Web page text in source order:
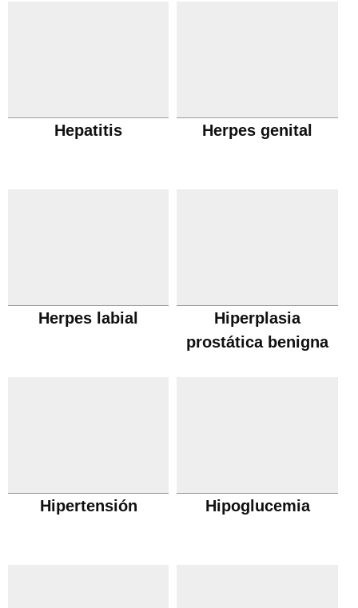
Hepatitis Herpes genital
Herpes labial
Hiperplasia
prostática benigna
Hipertensión Hipoglucemia